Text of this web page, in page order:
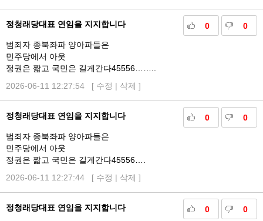
0 0
정청래당대표 연임을 지지합니다
범죄자 종북좌파 양아파들은
민주당에서 아웃
정권은 짧고 국민은 길게간다45556……..
2026-06-11 12:27:54 [ 수정 | 삭제 ]
0 0
정청래당대표 연임을 지지합니다
범죄자 종북좌파 양아파들은
민주당에서 아웃
정권은 짧고 국민은 길게간다45556….
2026-06-11 12:27:44 [ 수정 | 삭제 ]
0 0
정청래당대표 연임을 지지합니다